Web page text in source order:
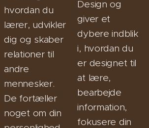
hvordan du
lærer, udvikler
dig og skaber
relationer til
andre
mennesker.
De fortæller
noget om din
Design og
giver et
dybere indblik
i, hvordan du
er designet til
at lære,
bearbejde
information,
fokusere din